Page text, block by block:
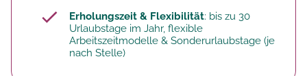
Erholungszeit & Flexibilität: bis zu 30
Urlaubstage im Jahr, flexible
Arbeitszeitmodelle & Sonderurlaubstage (je
nach Stelle)